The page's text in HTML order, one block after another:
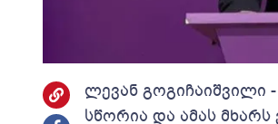
ლევან
სწორია და ამას